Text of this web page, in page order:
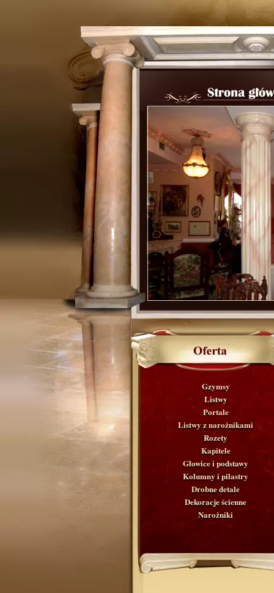
Gzymsy
Listwy
Portale
Listwy z narożnikami
Rozety
Kapitele
Głowice i podstawy
Kolumny i pilastry
Drobne detale
Dekoracje ścienne
Narożniki